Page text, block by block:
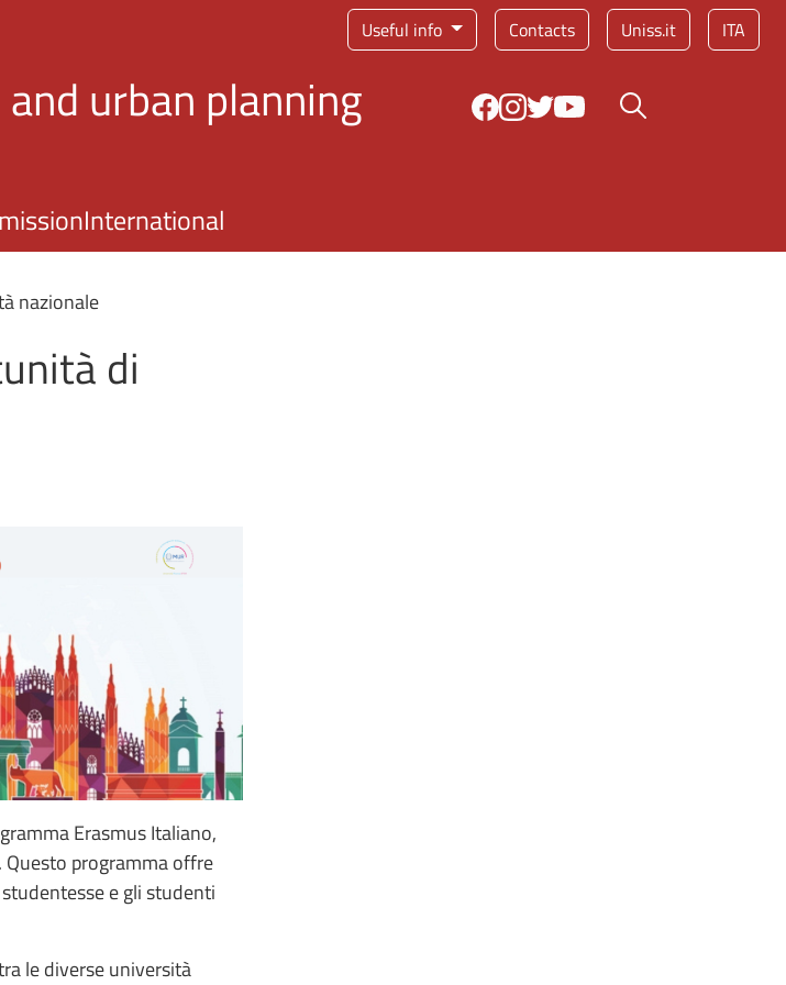
Useful info Service menu
Contacts Uniss.it ITA
urban planning Search button
International
nazionale
di
Erasmus Italiano,
Questo programma offre
e gli studenti
le diverse università